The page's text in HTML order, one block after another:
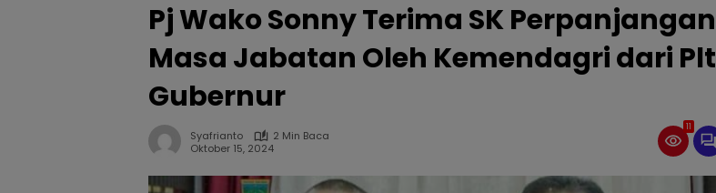
Pj Wako Sonny Terima SK Perpanjangan
Masa Jabatan Oleh Kemendagri dari Plt
Gubernur
Syafrianto
2 Min Baca
Oktober 15, 2024
11